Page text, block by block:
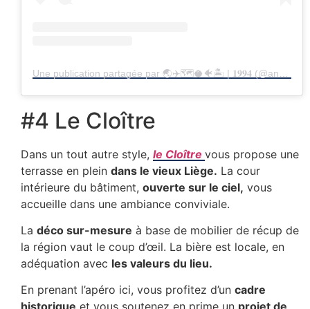
#4 Le Cloître
Dans un tout autre style, le Cloître vous propose une
terrasse en plein dans le vieux Liège. La cour
intérieure du bâtiment, ouverte sur le ciel, vous
accueille dans une ambiance conviviale.
La déco sur-mesure à base de mobilier de récup de
la région vaut le coup d’œil. La bière est locale, en
adéquation avec les valeurs du lieu.
En prenant l’apéro ici, vous profitez d’un cadre